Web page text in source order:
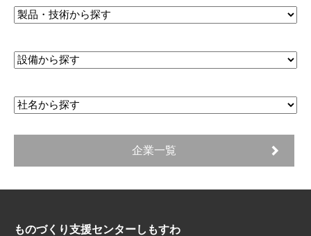
企業一覧
ものづくり支援センターしもすわ